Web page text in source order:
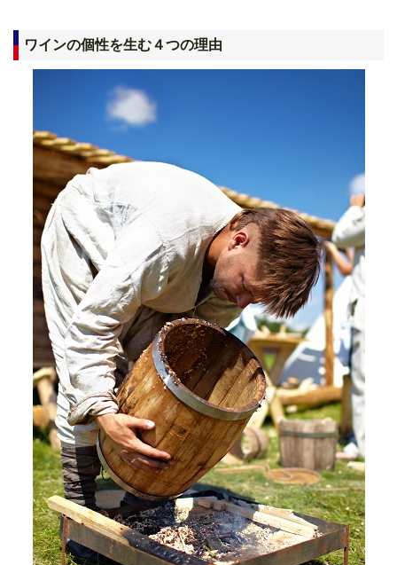
ワインの個性を生む４つの理由